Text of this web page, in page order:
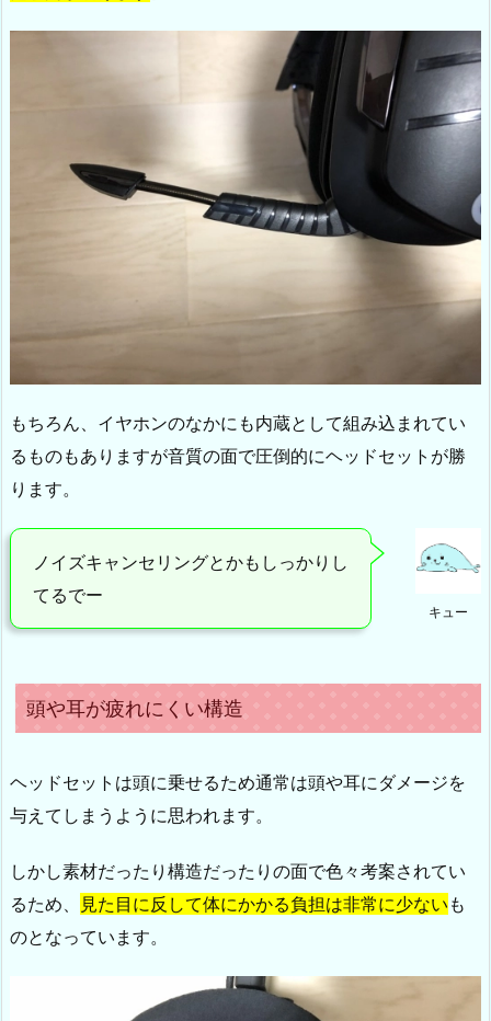
もちろん、イヤホンのなかにも内蔵として組み込まれてい
るものもありますが音質の面で圧倒的にヘッドセットが勝
ります。
キュー
ノイズキャンセリングとかもしっかりし
てるでー
頭や耳が疲れにくい構造
ヘッドセットは頭に乗せるため通常は頭や耳にダメージを
与えてしまうように思われます。
しかし素材だったり構造だったりの面で色々考案されてい
るため、
見た目に反して体にかかる負担は非常に少ない も
のとなっています。